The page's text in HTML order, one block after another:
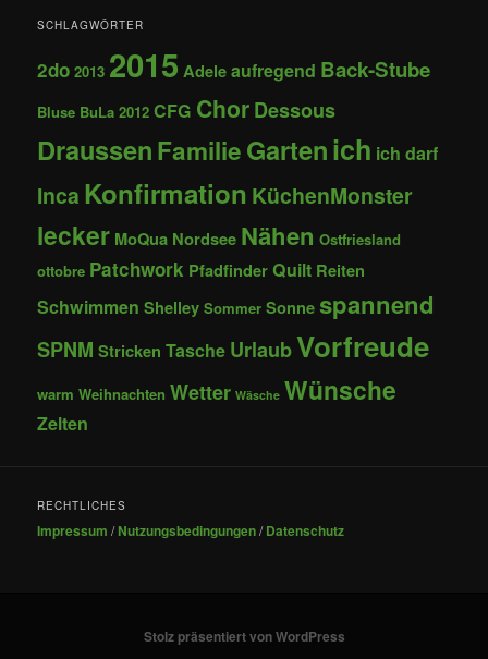
SCHLAGWÖRTER
2do 2013 2015 Adeleaufregend Back-Stube
Bluse BuLa 2012 CFG ChorDessous
DraussenFamilieGartenich ich darf
Inca Konfirmation KüchenMonster
lecker MoQua Nordsee Nähen Ostfriesland
ottobre Patchwork PfadfinderQuilt Reiten
Schwimmen Shelley Sommer Sonnespannend
SPNM Stricken Tasche UrlaubVorfreude
warm Weihnachten Wetter Wäsche Wünsche
Zelten
RECHTLICHES
Impressum /Nutzungsbedingungen/Datenschutz
Stolz präsentiert von WordPress